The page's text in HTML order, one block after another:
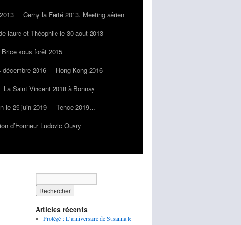
Cerny la Ferté 2013. Meeting aérien
laure et Théophile le 30 aout 2013
sous forêt 2015
décembre 2016
Hong Kong 2016
La Saint Vincent 2018 à Bonnay
le 29 juin 2019
Tence 2019…
d’Honneur Ludovic Ouvry
Articles récents
Protégé : L’anniversaire de Susanna le